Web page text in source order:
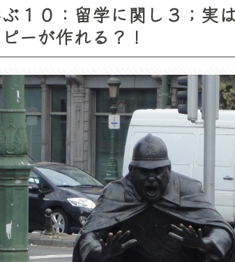
１０：留学に関し３；実
ーが作れる？！